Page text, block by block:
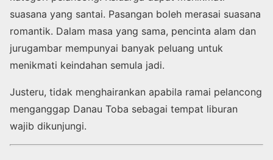
suasana yang santai. Pasangan boleh merasai suasana
romantik. Dalam masa yang sama, pencinta alam dan
jurugambar mempunyai banyak peluang untuk
menikmati keindahan semula jadi.
Justeru, tidak menghairankan apabila ramai pelancong
menganggap Danau Toba sebagai tempat liburan
wajib dikunjungi.